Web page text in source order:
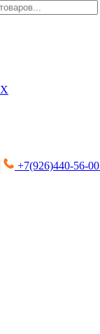
+7(926)440-56-00